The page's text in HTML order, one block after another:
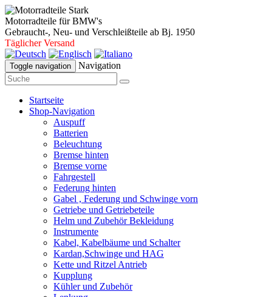
Motorradteile für BMW's
Gebraucht-, Neu- und Verschleißteile ab Bj. 1950
Täglicher Versand
Toggle navigation Navigation
Startseite
Shop-Navigation
Auspuff
Batterien
Beleuchtung
Bremse hinten
Bremse vorne
Fahrgestell
Federung hinten
Gabel , Federung und Schwinge vorn
Getriebe und Getriebeteile
Helm und Zubehör Bekleidung
Instrumente
Kabel, Kabelbäume und Schalter
Kardan,Schwinge und HAG
Kette und Ritzel Antrieb
Kupplung
Kühler und Zubehör